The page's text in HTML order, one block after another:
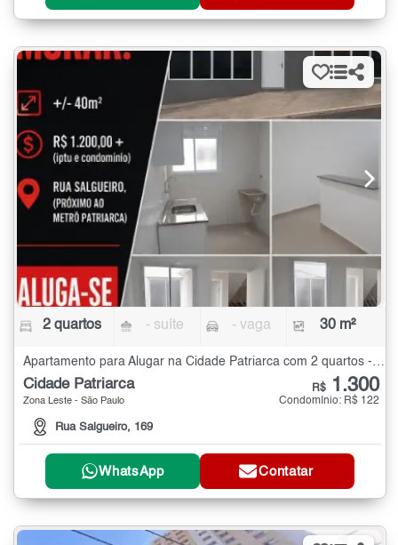
2 quartos - suíte - vaga 30 m²
Cidade Patriarca
Zona Leste - São Paulo
Rua Salgueiro, 169
R$ 1.300
Condomínio: R$ 122
WhatsApp Contatar